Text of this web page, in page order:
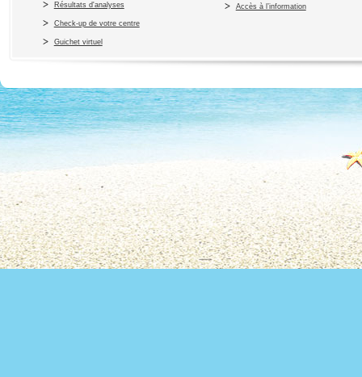
Résultats d'analyses
Check-up de votre centre
Guichet virtuel
Accès à l’information